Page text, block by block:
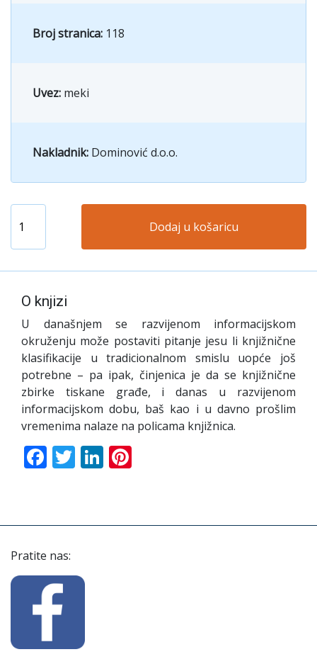
Broj stranica: 118
Uvez: meki
Nakladnik: Dominović d.o.o.
Dodaj u košaricu
O knjizi
U današnjem se razvijenom informacijskom
okruženju može postaviti pitanje jesu li knjižnične
klasifikacije u tradicionalnom smislu uopće još
potrebne – pa ipak, činjenica je da se knjižnične
zbirke tiskane građe, i danas u razvijenom
informacijskom dobu, baš kao i u davno prošlim
vremenima nalaze na policama knjižnica.
Facebook
TwitterLinkedIn
Pratite nas: